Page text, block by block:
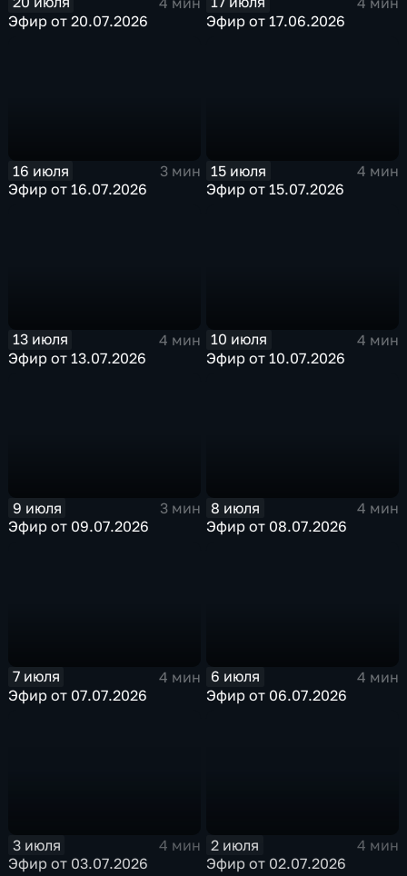
Эфир от 20.07.2026
Эфир от 17.06.2026
16 июля
3 мин
Эфир от 16.07.2026
15 июля
4 мин
Эфир от 15.07.2026
13 июля
4 мин
Эфир от 13.07.2026
10 июля
4 мин
Эфир от 10.07.2026
9 июля
3 мин
Эфир от 09.07.2026
8 июля
4 мин
Эфир от 08.07.2026
7 июля
4 мин
Эфир от 07.07.2026
6 июля
4 мин
Эфир от 06.07.2026
3 июля
4 мин
Эфир от 03.07.2026
2 июля
4 мин
Эфир от 02.07.2026